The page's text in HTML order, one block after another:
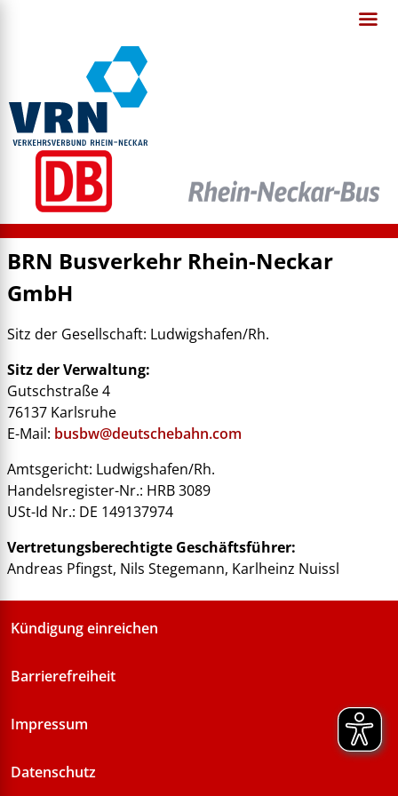
BRN Busverkehr Rhein-Neckar
GmbH
Sitz der Gesellschaft: Ludwigshafen/Rh.
Sitz der Verwaltung:
Gutschstraße 4
76137 Karlsruhe
E-Mail: busbw@deutschebahn.com
Amtsgericht: Ludwigshafen/Rh.
Handelsregister-Nr.: HRB 3089
USt-Id Nr.: DE 149137974
Vertretungsberechtigte Geschäftsführer:
Andreas Pfingst, Nils Stegemann, Karlheinz Nuissl
Kündigung einreichen
Barrierefreiheit
Impressum
Datenschutz